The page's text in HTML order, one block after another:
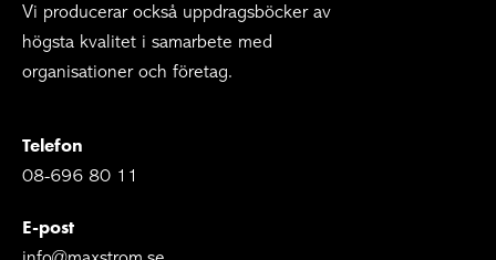
Vi producerar också uppdragsböcker av
högsta kvalitet i samarbete med
organisationer och företag.
Telefon
08-696 80 11
E-post